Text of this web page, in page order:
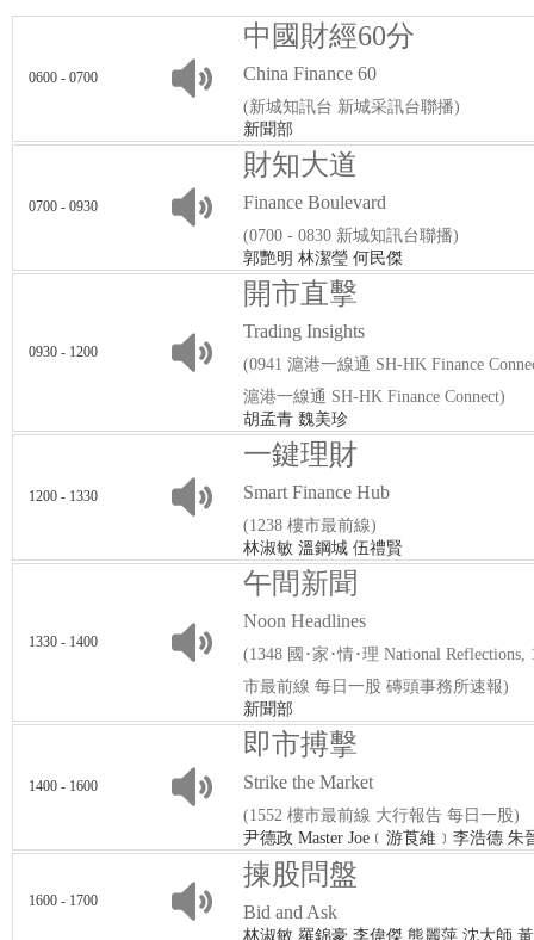
0600 - 0700
中國財經60分
China Finance 60
(新城知訊台 新城采訊台聯播)
新聞部
0700 - 0930
財知大道
Finance Boulevard
(0700 - 0830 新城知訊台聯播)
郭艷明 林潔瑩 何民傑
0930 - 1200
開市直擊
Trading Insights
(0941 滬港一線通 SH-HK Finance
滬港一線通 SH-HK Finance Connect)
胡孟青 魏美珍
1200 - 1330
一鍵理財
Smart Finance Hub
(1238 樓市最前線)
林淑敏 溫鋼城 伍禮賢
1330 - 1400
午間新聞
Noon Headlines
(1348 國･家･情･理 National
市最前線 每日一股 磚頭事務所速報)
新聞部
1400 - 1600
即市搏擊
Strike the Market
(1552 樓市最前線 大行報告 每日一股)
尹德政 Master Joe﹝游莨維﹞李浩德
1600 - 1700
揀股問盤
Bid and Ask
林淑敏 羅錦豪 李偉傑 熊麗萍 沈大師